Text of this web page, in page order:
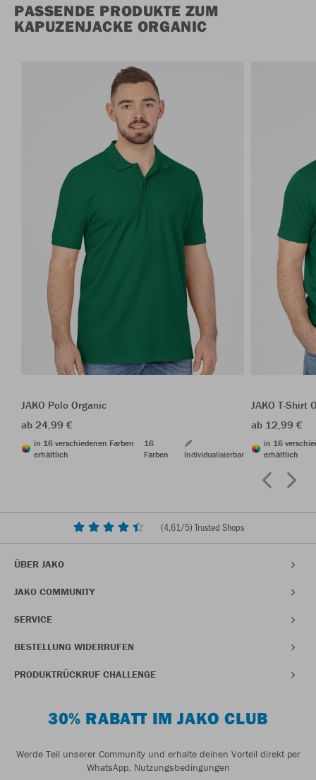
PASSENDE PRODUKTE ZUM
KAPUZENJACKE ORGANIC
JAKO Polo Organic
ab 24,99 €
in 16 verschiedenen Farben
erhältlich
16
Farben
Individualisierbar
JAKO T-Shirt
ab 12,99 €
in 16
erhältlich
(4,61/5) Trusted Shops
ÜBER JAKO
JAKO COMMUNITY
SERVICE
BESTELLUNG WIDERRUFEN
PRODUKTRÜCKRUF CHALLENGE
30% RABATT IM JAKO CLUB
Werde Teil unserer Community und erhalte deinen Vorteil direkt per
WhatsApp. Nutzungsbedingungen